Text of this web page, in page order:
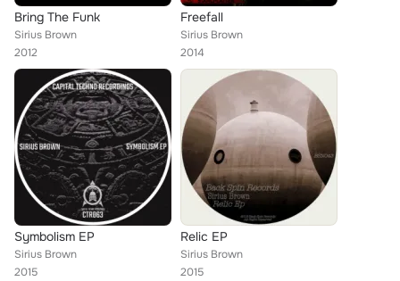
Bring The Funk
Sirius Brown
2012
Freefall
Sirius Brown
2014
Symbolism EP
Sirius Brown
2015
Relic EP
Sirius Brown
2015